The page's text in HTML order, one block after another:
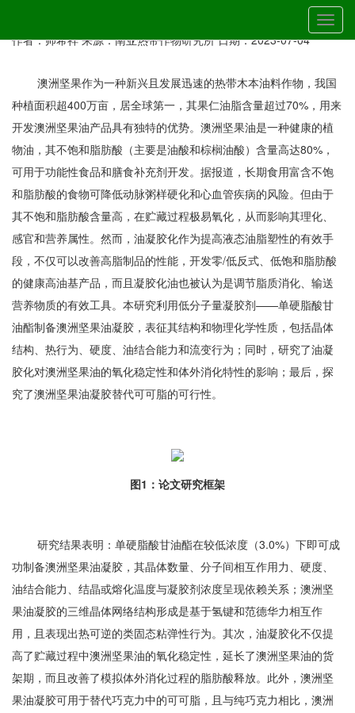
切
换
南亚所在澳洲坚果油应用（作为可可脂替代物）领域取得新进展
作者：帅希祥 来源：南亚热带作物研究所日期：2023-07-04
澳洲坚果作为一种新兴且发展迅速的热带木本油料作物，我国
种植面积超400万亩，居全球第一，其果仁油脂含量超过70%，用来
开发澳洲坚果油产品具有独特的优势。澳洲坚果油是一种健康的植
物油，其不饱和脂肪酸（主要是油酸和棕榈油酸）含量高达80%，
可用于功能性食品和膳食补充剂开发。据报道，长期食用富含不饱
和脂肪酸的食物可降低动脉粥样硬化和心血管疾病的风险。但由于
其不饱和脂肪酸含量高，在贮藏过程极易氧化，从而影响其理化、
感官和营养属性。然而，油凝胶化作为提高液态油脂塑性的有效手
段，不仅可以改善高脂制品的性能，开发零/低反式、低饱和脂肪酸
的健康高油基产品，而且凝胶化油也被认为是调节脂质消化、输送
营养物质的有效工具。本研究利用低分子量凝胶剂——单硬脂酸甘
油酯制备澳洲坚果油凝胶，表征其结构和物理化学性质，包括晶体
结构、热行为、硬度、油结合能力和流变行为；同时，研究了油凝
胶化对澳洲坚果油的氧化稳定性和体外消化特性的影响；最后，探
究了澳洲坚果油凝胶替代可可脂的可行性。
图1：论文研究框架
研究结果表明：单硬脂酸甘油酯在较低浓度（3.0%）下即可成
功制备澳洲坚果油凝胶，其晶体数量、分子间相互作用力、硬度、
油结合能力、结晶或熔化温度与凝胶剂浓度呈现依赖关系；澳洲坚
果油凝胶的三维晶体网络结构形成是基于氢键和范德华力相互作
用，且表现出热可逆的类固态粘弹性行为。其次，油凝胶化不仅提
高了贮藏过程中澳洲坚果油的氧化稳定性，延长了澳洲坚果油的货
架期，而且改善了模拟体外消化过程的脂肪酸释放。此外，澳洲坚
果油凝胶可用于替代巧克力中的可可脂，且与纯巧克力相比，澳洲